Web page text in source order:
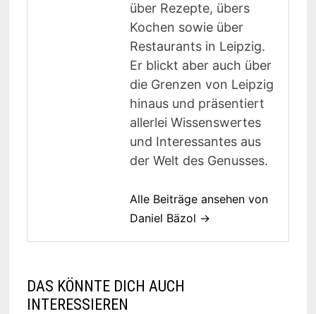
über Rezepte, übers
Kochen sowie über
Restaurants in Leipzig.
Er blickt aber auch über
die Grenzen von Leipzig
hinaus und präsentiert
allerlei Wissenswertes
und Interessantes aus
der Welt des Genusses.
Alle Beiträge ansehen von
Daniel Bäzol →
DAS KÖNNTE DICH AUCH
INTERESSIEREN